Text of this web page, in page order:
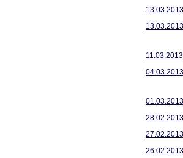
13.03.2013
13.03.2013
11.03.2013
04.03.2013
01.03.2013
28.02.2013
27.02.2013
26.02.2013